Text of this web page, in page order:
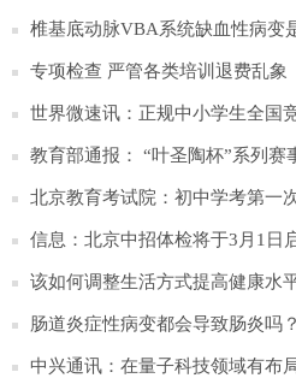
椎基底动脉VBA系统缺血性病变
办？
专项检查 严管各类培训退费乱象
世界微速讯：正规中小学生全国
这个名单
教育部通报： “叶圣陶杯”系列赛
北京教育考试院：初中学考第一
天天新要闻
信息：北京中招体检将于3月1日
该如何调整生活方式提高健康水
行？
肠道炎症性病变都会导致肠炎吗
类症状是？
中兴通讯：在量子科技领域有布